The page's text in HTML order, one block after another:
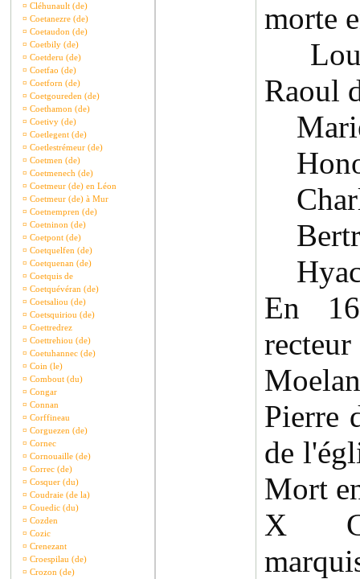
¤ Cléhunault (de)
¤ Coetanezre (de)
¤ Coetaudon (de)
¤ Coetbily (de)
¤ Coetderu (de)
¤ Coetfao (de)
¤ Coetforn (de)
¤ Coetgoureden (de)
¤ Coethamon (de)
¤ Coetivy (de)
¤ Coetlegent (de)
¤ Coetlestrémeur (de)
¤ Coetmen (de)
¤ Coetmenech (de)
¤ Coetmeur (de) en Léon
¤ Coetmeur (de) à Mur
¤ Coetnempren (de)
¤ Coetninon (de)
¤ Coetpont (de)
¤ Coetquelfen (de)
¤ Coetquenan (de)
¤ Coetquis de
¤ Coetquévéran (de)
¤ Coetsaliou (de)
¤ Coetsquiriou (de)
¤ Coettredrez
¤ Coettrehiou (de)
¤ Coetuhannec (de)
¤ Coin (le)
¤ Combout (du)
¤ Congar
¤ Connan
¤ Corffineau
¤ Corguezen (de)
¤ Cornec
¤ Cornouaille (de)
¤ Correc (de)
¤ Cosquer (du)
¤ Coudraie (de la)
¤ Couedic (du)
¤ Cozden
¤ Cozic
¤ Crenezant
¤ Croespilau (de)
¤ Crozon (de)
morte
Raoul
En
Pierre
de
Mort
X